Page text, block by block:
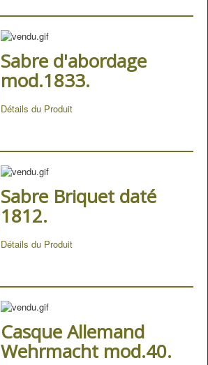
Sabre d'abordage
mod.1833.
Détails du Produit
Sabre Briquet daté
1812.
Détails du Produit
Casque Allemand
Wehrmacht mod.40.